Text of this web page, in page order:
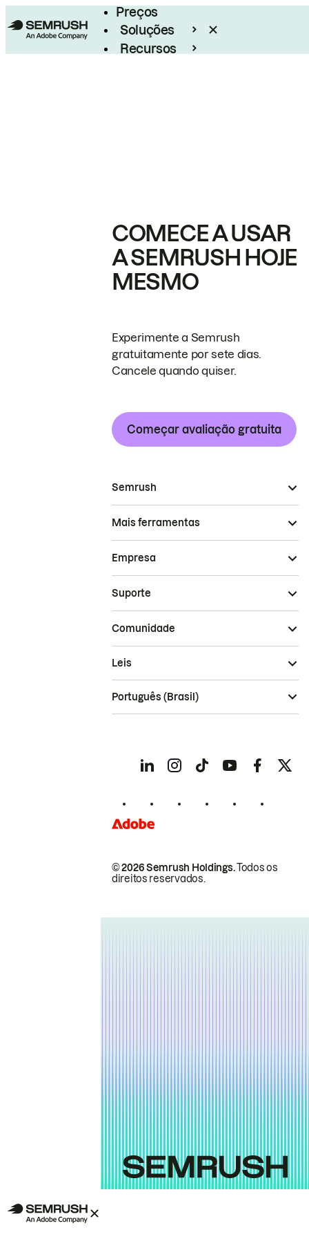
Preços
Soluções
Recursos
COMECE A USAR
A SEMRUSH HOJE
MESMO
Experimente a Semrush
gratuitamente por sete dias.
Cancele quando quiser.
Começar avaliação gratuita
Semrush
Mais ferramentas
Empresa
Suporte
Comunidade
© 2026 Semrush Holdings.Todos os
direitos reservados.
Leis
Português (Brasil)